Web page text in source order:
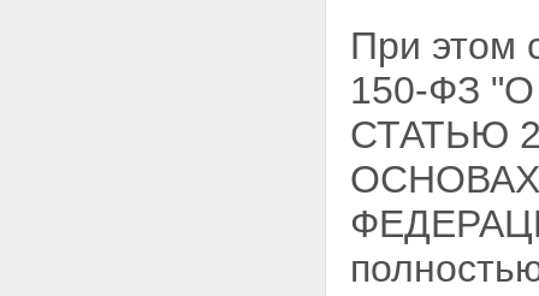
При этом
150-ФЗ
СТАТЬЮ